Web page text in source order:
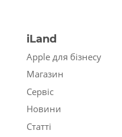
iLand
Apple для бізнесу
Магазин
Сервіс
Новини
Статті